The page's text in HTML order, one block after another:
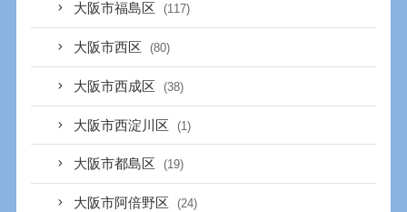
大阪市福島区 (117)
大阪市西区 (80)
大阪市西成区 (38)
大阪市西淀川区 (1)
大阪市都島区 (19)
大阪市阿倍野区 (24)